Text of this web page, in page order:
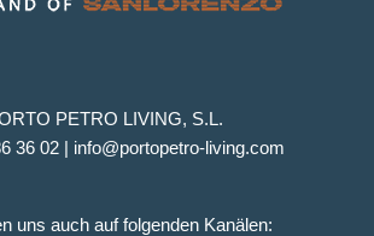
PETRO LIVING, S.L.
36 02 | info@portopetro-living.com
uns auch auf folgenden Kanälen: